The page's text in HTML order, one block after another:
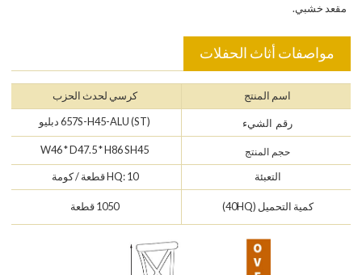
مقعد خشبي.
مواصفات أثاث الحفلات
اسم المنتج كرسي لحدث الحزب
رقم الشيء 657S-H45-ALU (ST) دبليو
حجم المنتج W46 * D47.5 * H86 SH45
التعبئة HQ: 10 قطعة / كومة
كمية التحميل (40HQ) 1050 قطعة